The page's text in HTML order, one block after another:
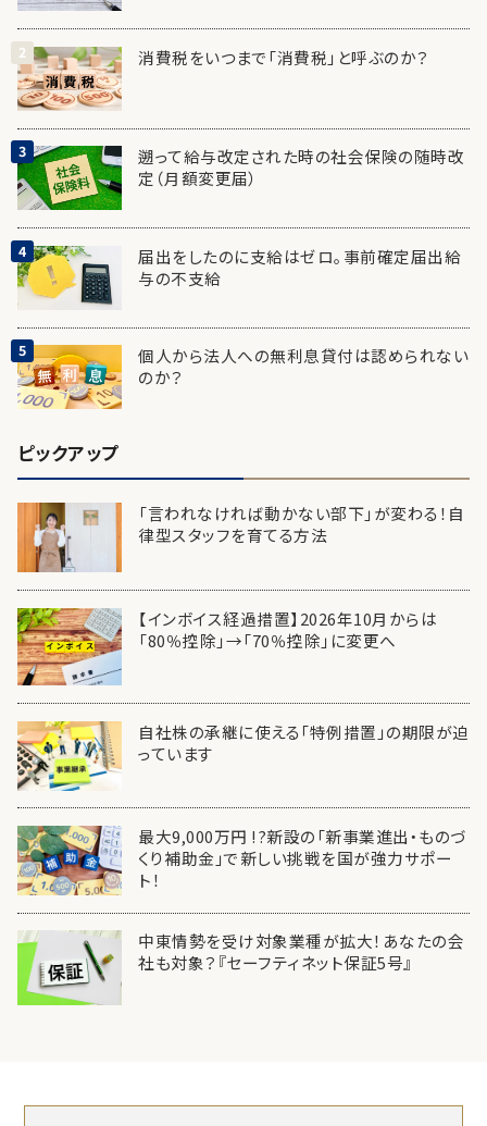
消費税をいつまで「消費税」と呼ぶのか？
遡って給与改定された時の社会保険の随時改
定（月額変更届）
届出をしたのに支給はゼロ。事前確定届出給
与の不支給
個人から法人への無利息貸付は認められない
のか？
ピックアップ
「言われなければ動かない部下」が変わる！自
律型スタッフを育てる方法
【インボイス経過措置】2026年10月からは
「80％控除」→「70％控除」に変更へ
自社株の承継に使える「特例措置」の期限が迫
っています
最大9,000万円 !?新設の「新事業進出・ものづ
くり補助金」で新しい挑戦を国が強力サポー
ト！
中東情勢を受け対象業種が拡大！あなたの会
社も対象？『セーフティネット保証5号』